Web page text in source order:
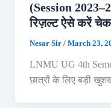
(Session
रिज़ल्ट ऐसे करें चेक
Nesar Sir / March 23,
LNMU UG 4th
छात्रों के लिए बड़ी